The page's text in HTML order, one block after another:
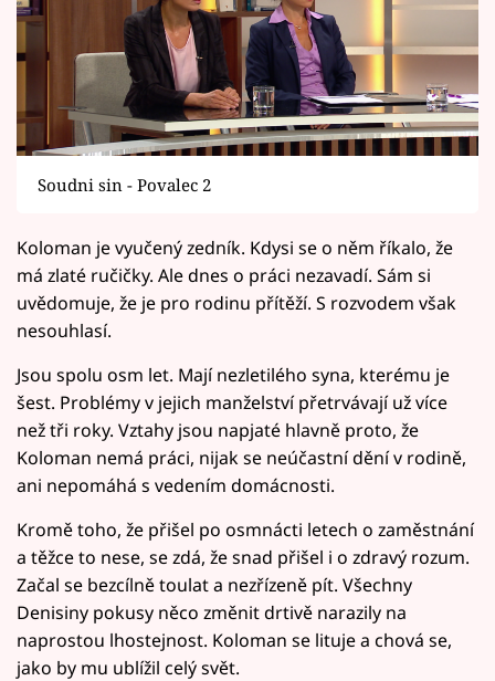
Soudni sin - Povalec 2
Koloman je vyučený zedník. Kdysi se o něm říkalo, že
má zlaté ručičky. Ale dnes o práci nezavadí. Sám si
uvědomuje, že je pro rodinu přítěží. S rozvodem však
nesouhlasí.
Jsou spolu osm let. Mají nezletilého syna, kterému je
šest. Problémy v jejich manželství přetrvávají už více
než tři roky. Vztahy jsou napjaté hlavně proto, že
Koloman nemá práci, nijak se neúčastní dění v rodině,
ani nepomáhá s vedením domácnosti.
Kromě toho, že přišel po osmnácti letech o zaměstnání
a těžce to nese, se zdá, že snad přišel i o zdravý rozum.
Začal se bezcílně toulat a nezřízeně pít. Všechny
Denisiny pokusy něco změnit drtivě narazily na
naprostou lhostejnost. Koloman se lituje a chová se,
jako by mu ublížil celý svět.